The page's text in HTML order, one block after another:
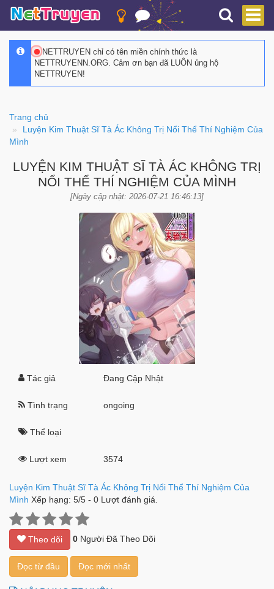
NETTRUYEN chỉ có tên miền chính thức là
NETTRUYENN.ORG. Cảm ơn bạn đã LUÔN ủng hộ
NETTRUYEN!
Trang chủ
Luyện Kim Thuật Sĩ Tà Ác Không Trị Nổi Thể Thí Nghiệm Của
Mình
LUYỆN KIM THUẬT SĨ TÀ ÁC KHÔNG TRỊ
NỔI THỂ THÍ NGHIỆM CỦA MÌNH
[Ngày cập nhật: 2026-07-21 16:46:13]
Tác giả Đang Cập Nhật
Tình trạng ongoing
Thể loại
Lượt xem 3574
Luyện Kim Thuật Sĩ Tà Ác Không Trị Nổi Thể Thí Nghiệm Của
Mình Xếp hạng: 5/5 - 0 Lượt đánh giá.
Theo dõi 0 Người Đã Theo Dõi
Đọc từ đầu Đọc mới nhất